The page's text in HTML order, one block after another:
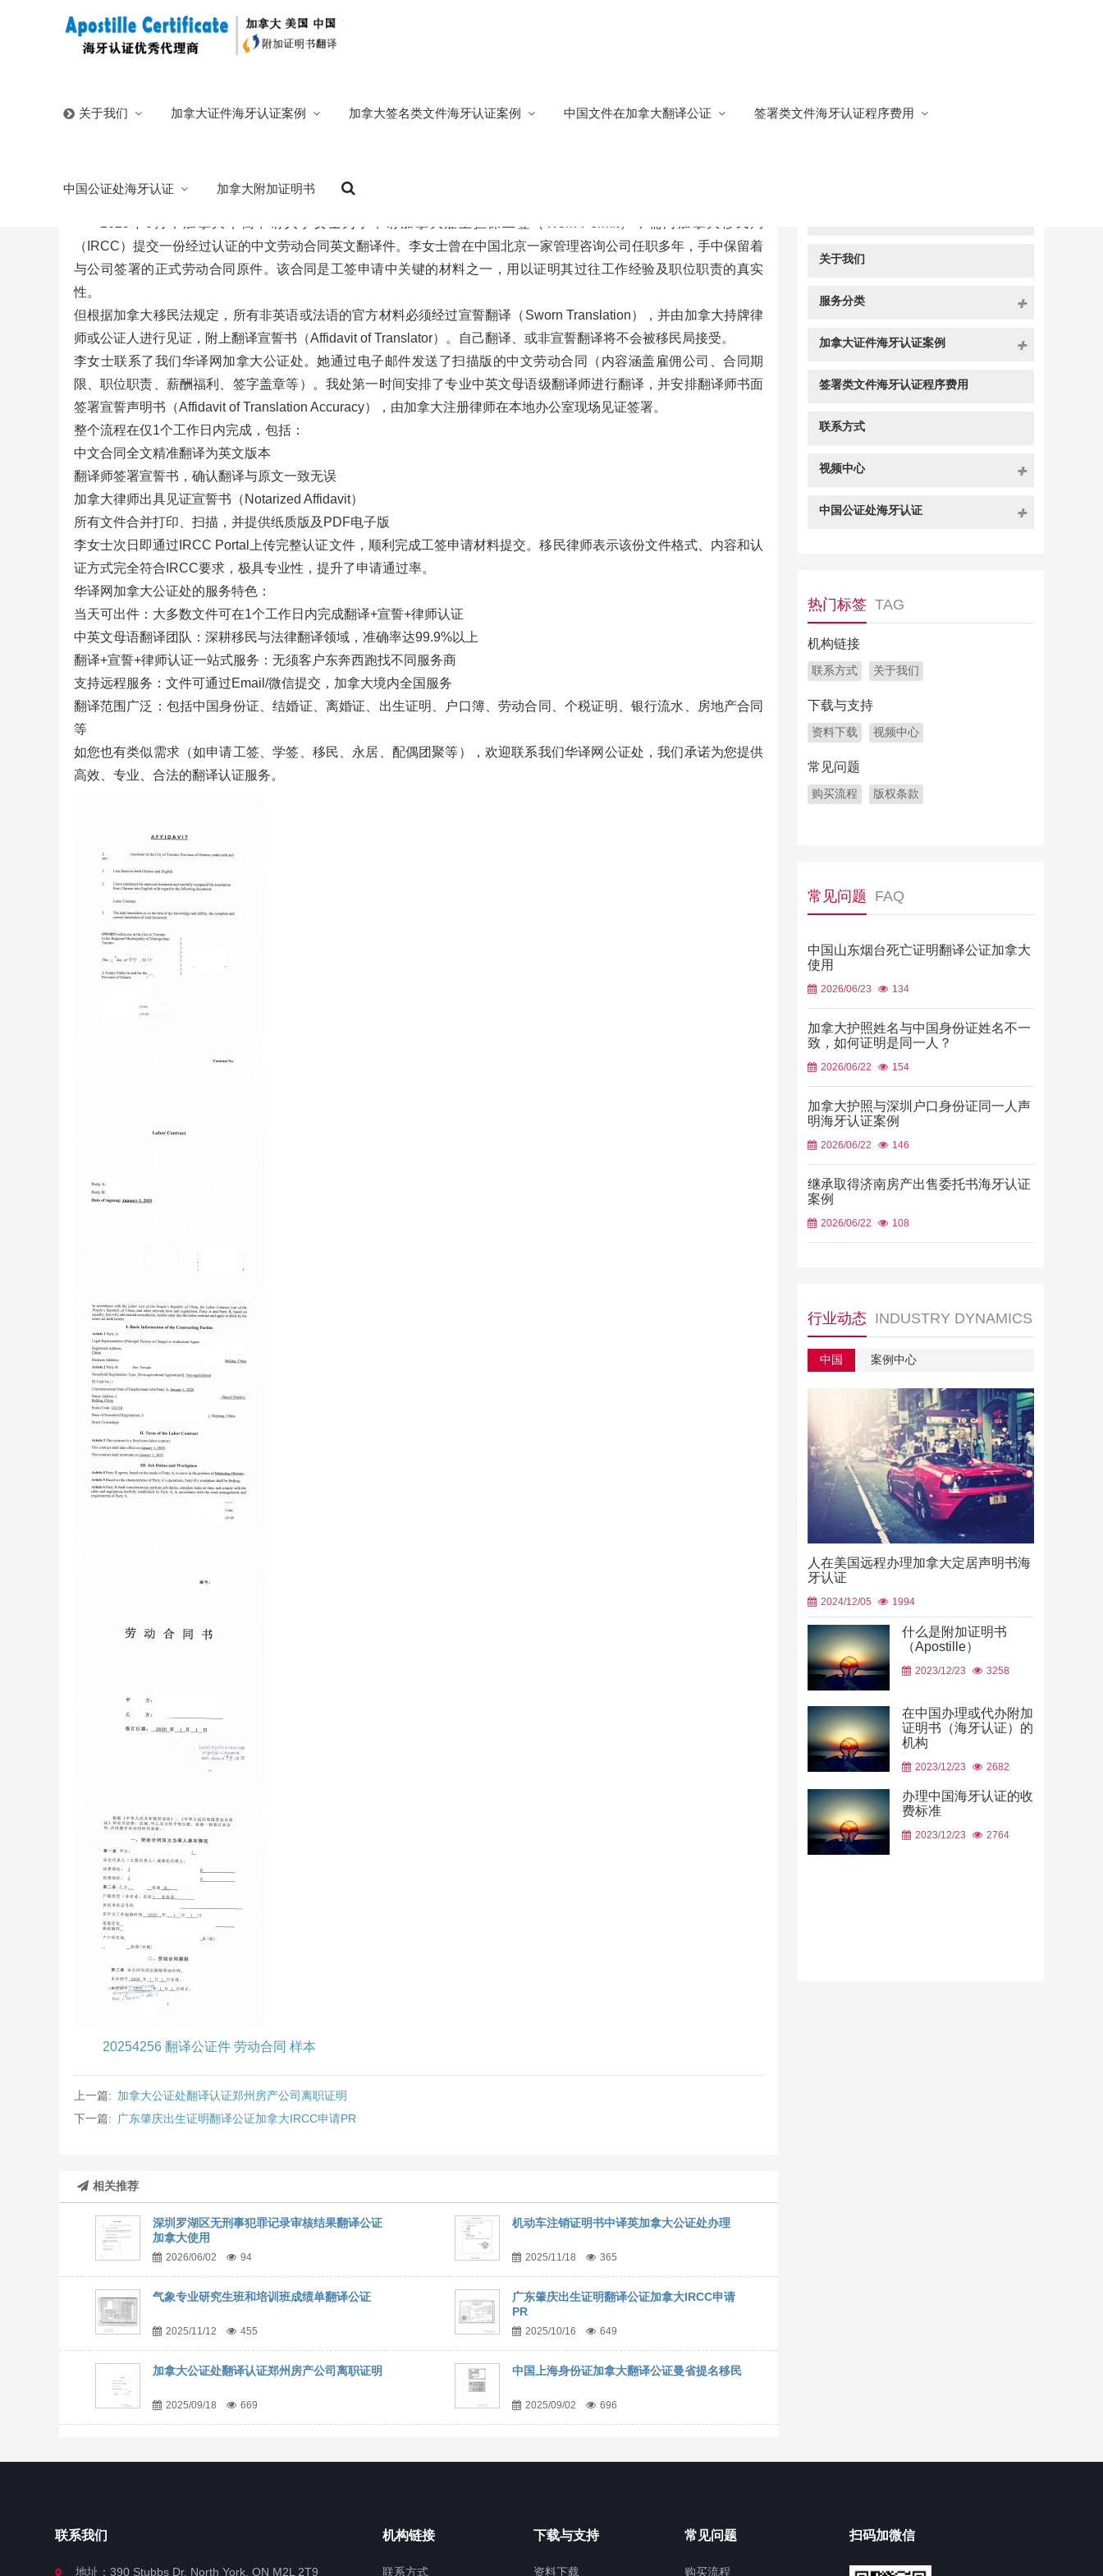
关于我们 加拿大证件海牙认证案例 加拿大签名类文件海牙认证案例 中国文件在加拿大翻译公证 签署类文件海牙认证程序费用
中国公证处海牙认证 加拿大附加证明书
2025/10/16 分类: 中国文件在加拿大翻译公证 劳动合同书加拿大翻译公证
（IRCC）提交一份经过认证的中文劳动合同英文翻译件。李女士曾在中国北京一家管理咨询公司任职多年，手中保留着
与公司签署的正式劳动合同原件。该合同是工签申请中关键的材料之一，用以证明其过往工作经验及职位职责的真实
性。
但根据加拿大移民法规定，所有非英语或法语的官方材料必须经过宣誓翻译（Sworn Translation），并由加拿大持牌律
师或公证人进行见证，附上翻译宣誓书（Affidavit of Translator）。自己翻译、或非宣誓翻译将不会被移民局接受。
李女士联系了我们华译网加拿大公证处。她通过电子邮件发送了扫描版的中文劳动合同（内容涵盖雇佣公司、合同期
限、职位职责、薪酬福利、签字盖章等）。我处第一时间安排了专业中英文母语级翻译师进行翻译，并安排翻译师书面
签署宣誓声明书（Affidavit of Translation Accuracy），由加拿大注册律师在本地办公室现场见证签署。
整个流程在仅1个工作日内完成，包括：
中文合同全文精准翻译为英文版本
翻译师签署宣誓书，确认翻译与原文一致无误
加拿大律师出具见证宣誓书（Notarized Affidavit）
所有文件合并打印、扫描，并提供纸质版及PDF电子版
李女士次日即通过IRCC Portal上传完整认证文件，顺利完成工签申请材料提交。移民律师表示该份文件格式、内容和认
证方式完全符合IRCC要求，极具专业性，提升了申请通过率。
华译网加拿大公证处的服务特色：
当天可出件：大多数文件可在1个工作日内完成翻译+宣誓+律师认证
中英文母语翻译团队：深耕移民与法律翻译领域，准确率达99.9%以上
翻译+宣誓+律师认证一站式服务：无须客户东奔西跑找不同服务商
支持远程服务：文件可通过Email/微信提交，加拿大境内全国服务
翻译范围广泛：包括中国身份证、结婚证、离婚证、出生证明、户口簿、劳动合同、个税证明、银行流水、房地产合同
等
如您也有类似需求（如申请工签、学签、移民、永居、配偶团聚等），欢迎联系我们华译网公证处，我们承诺为您提供
高效、专业、合法的翻译认证服务。
20254256 翻译公证件 劳动合同 样本
上一篇: 加拿大公证处翻译认证郑州房产公司离职证明
下一篇:
广东肇庆出生证明翻译公证加拿大IRCC申请PR
相关推荐
深圳罗湖区无刑事犯罪记录审核结果翻译公证
加拿大使用
2026/06/02 94
机动车注销证明书中译英加拿大公证处办理
2025/11/18 365
气象专业研究生班和培训班成绩单翻译公证
2025/11/12 455
广东肇庆出生证明翻译公证加拿大IRCC申请
PR
2025/10/16 649
加拿大公证处翻译认证郑州房产公司离职证明
2025/09/18 669
中国上海身份证加拿大翻译公证曼省提名移民
2025/09/02 696
关于我们
服务分类
加拿大证件海牙认证案例
签署类文件海牙认证程序费用
联系方式
视频中心
中国公证处海牙认证
热门标签 TAG
机构链接
联系方式 关于我们
下载与支持
资料下载 视频中心
常见问题
购买流程 版权条款
常见问题 FAQ
中国山东烟台死亡证明翻译公证加拿大
使用
2026/06/23 134
加拿大护照姓名与中国身份证姓名不一
致，如何证明是同一人？
2026/06/22 154
加拿大护照与深圳户口身份证同一人声
明海牙认证案例
2026/06/22 146
继承取得济南房产出售委托书海牙认证
案例
2026/06/22 108
行业动态 INDUSTRY DYNAMICS
中国 案例中心
人在美国远程办理加拿大定居声明书海
牙认证
2024/12/05 1994
什么是附加证明书
（Apostille）
2023/12/23 3258
在中国办理或代办附加
证明书（海牙认证）的
机构
2023/12/23 2682
办理中国海牙认证的收
费标准
2023/12/23 2764
联系我们
地址：390 Stubbs Dr, North York, ON M2L 2T9
机构链接
联系方式
下载与支持
资料下载
常见问题
购买流程
扫码加微信